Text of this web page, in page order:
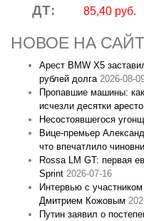
ДТ: 85,40 руб.
НОВОЕ НА
Арест BMW X5
рублей долга 2026-08-
Пропавшие машины:
исчезли десятки
Несостоявшегося
Вице‑премьер
что впечатлило
Rossa LM GT: первая
Sprint 2026-07-16
Интервью с
Дмитрием Кожовым
Путин заявил о